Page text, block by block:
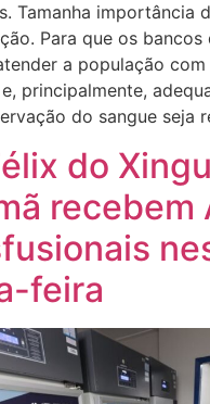
Tamanha importância
Para que os bancos
a população
principalmente,
do sangue seja
do
recebem
feira